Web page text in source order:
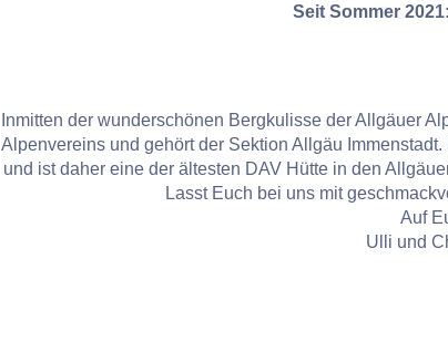
Seit Sommer
Inmitten der wunderschönen Bergkulisse der Allgäuer
Alpenvereins und gehört der Sektion Allgäu
und ist daher eine der ältesten DAV Hütte in den
Lasst Euch bei uns mit
Auf
Ulli und